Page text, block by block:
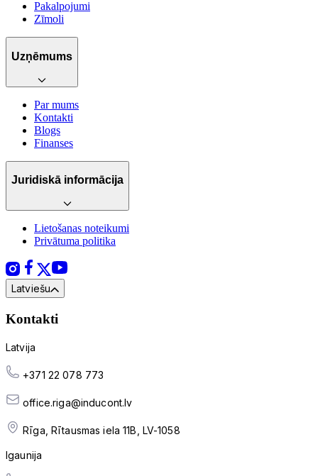
Pakalpojumi
Zīmoli
Uzņēmums
Par mums
Kontakti
Blogs
Finanses
Juridiskā informācija
Lietošanas noteikumi
Privātuma politika
Latviešu
Kontakti
Latvija
+371 22 078 773
office.riga@inducont.lv
Rīga, Rītausmas iela 11B, LV-1058
Igaunija